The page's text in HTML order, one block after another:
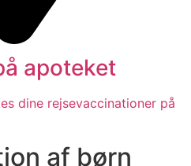
apoteket
dine rejsevaccinationer på
af børn